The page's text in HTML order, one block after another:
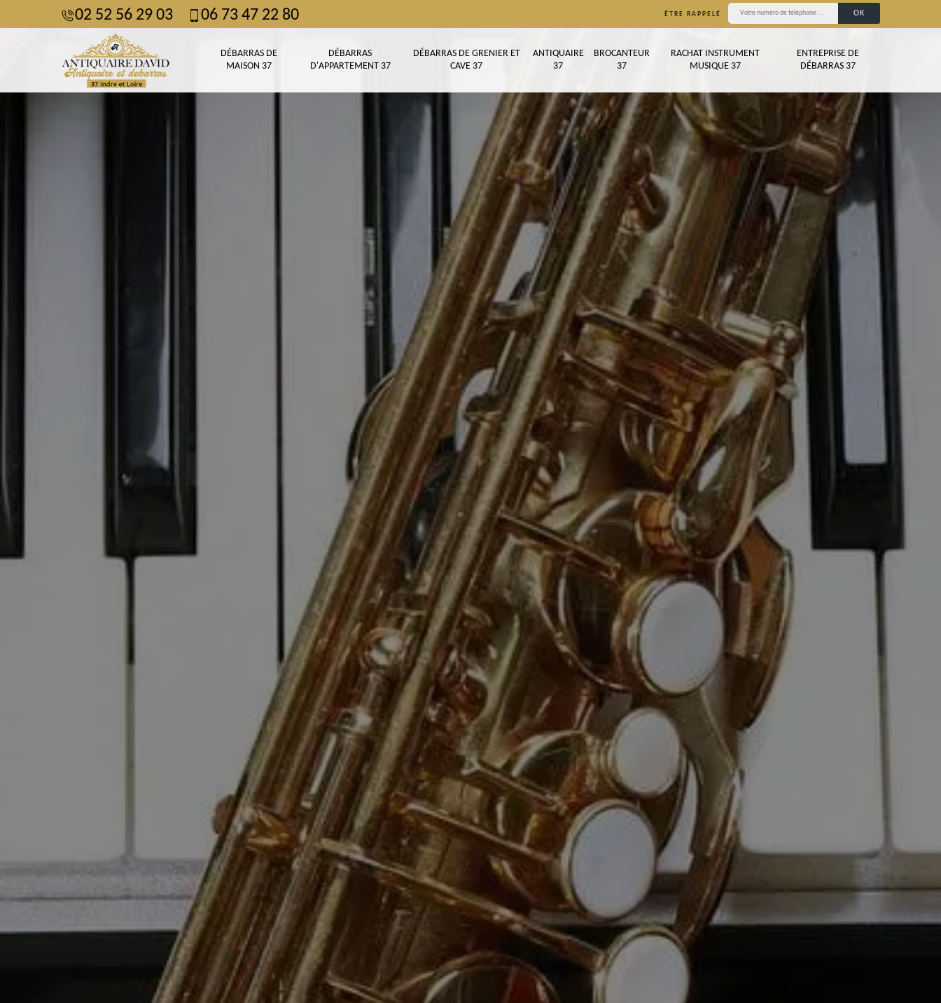
02 52 56 29 03 06 73 47 22 80 ÊTRE RAPPELÉ
DÉBARRAS DE
MAISON 37
DÉBARRAS
D'APPARTEMENT 37
DÉBARRAS DE GRENIER ET
CAVE 37
ANTIQUAIRE
37
BROCANTEUR
37
RACHAT INSTRUMENT
MUSIQUE 37
ENTREPRISE DE
DÉBARRAS 37